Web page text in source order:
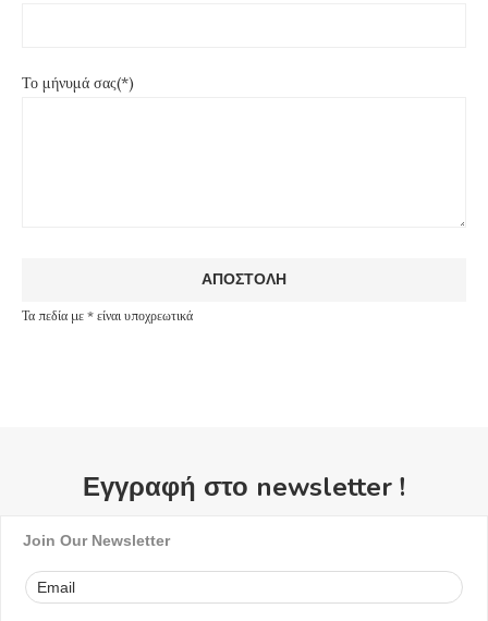
Το μήνυμά σας(*)
Τα πεδία με * είναι υποχρεωτικά
Εγγραφή στο newsletter !
Join Our Newsletter